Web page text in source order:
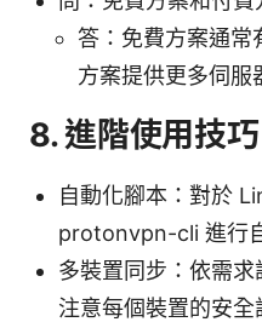
答：免費方案通常
方案提供更多伺服
8. 進階使用技巧
自動化腳本：對於
protonvpn-cli 進行
多裝置同步：依需
注意每個裝置的安全